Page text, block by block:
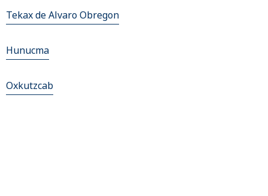
Tekax de Alvaro Obregon
Hunucma
Oxkutzcab